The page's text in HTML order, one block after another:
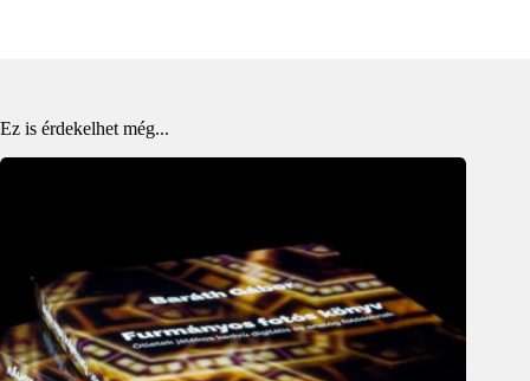
Ez is érdekelhet még...